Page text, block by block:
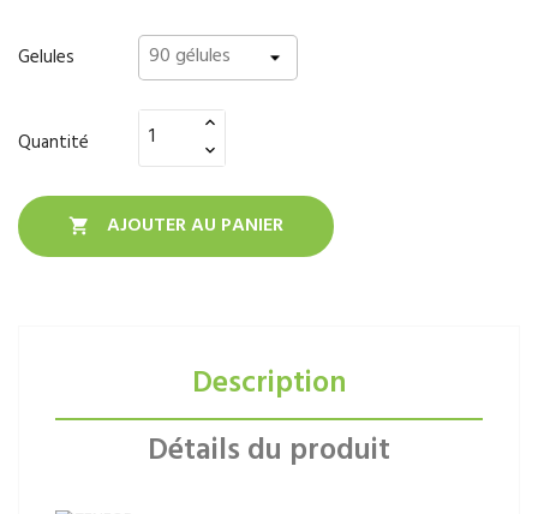
Gelules
Quantité
 AJOUTER AU PANIER
Description
Détails du produit